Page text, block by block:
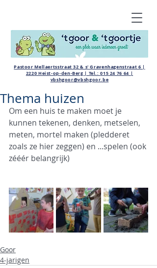
Pastoor Mellaertsstraat 32 & s' Gravenhagenstraat 6 |
2220 Heist-op-den-Berg | Tel.:015 24 76 64 |
vbshgoor@vbshgoor.be
Thema huizen
Om een huis te maken moet je
kunnen tekenen, denken, metselen,
meten, mortel maken (pledderet
zoals ze hier zeggen) en ...spelen (ook
zééér belangrijk)
Goor
4-jarigen